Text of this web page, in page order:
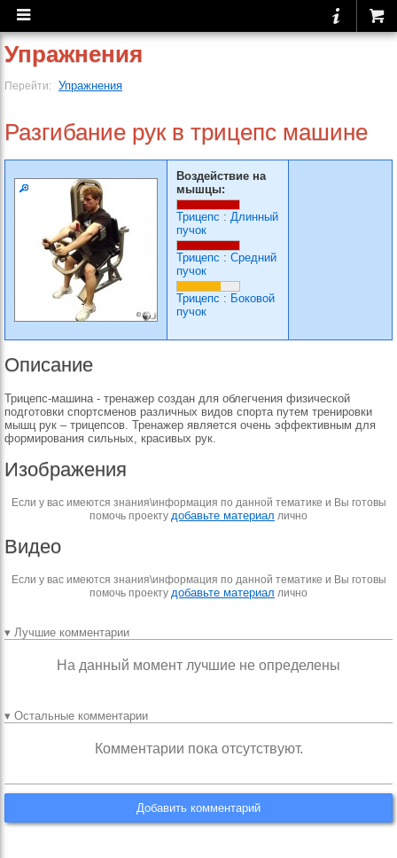
Упражнения
Перейти: Упражнения
Разгибание рук в трицепс машине
Воздействие на
мышцы:
Трицепс : Длинный
пучок
Трицепс : Средний
пучок
Трицепс : Боковой
пучок
Описание
Трицепс-машина - тренажер создан для облегчения физической
подготовки спортсменов различных видов спорта путем тренировки
мышц рук – трицепсов. Тренажер является очень эффективным для
формирования сильных, красивых рук.
Изображения
Если у вас имеются знания\информация по данной тематике и Вы готовы
помочь проекту добавьте материал лично
Видео
Если у вас имеются знания\информация по данной тематике и Вы готовы
помочь проекту добавьте материал лично
▾ Лучшие комментарии
На данный момент лучшие не определены
▾ Остальные комментарии
Комментарии пока отсутствуют.
Добавить комментарий